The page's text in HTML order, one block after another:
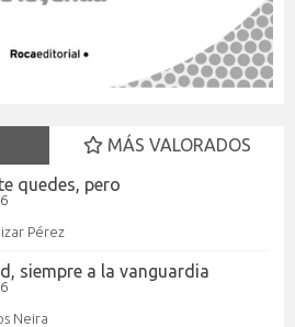
MÁS VALORADOS
quedes, pero
Pérez
siempre a la vanguardia
Neira